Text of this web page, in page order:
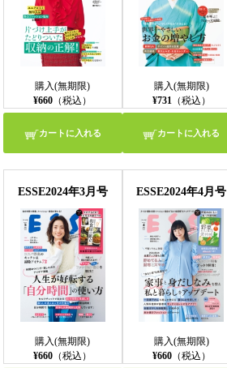
購入(無期限)
¥660 （税込）
カートに入れる
購入(無期限)
¥731（税込）
カートに入れる
ESSE2024年3月号
購入(無期限)
¥660 （税込）
ESSE2024年4月号
購入(無期限)
¥660（税込）